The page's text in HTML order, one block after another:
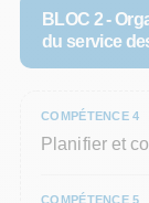
BLOC 2 -
du service
COMPÉTENCE 4
Planifier et
COMPÉTENCE 5